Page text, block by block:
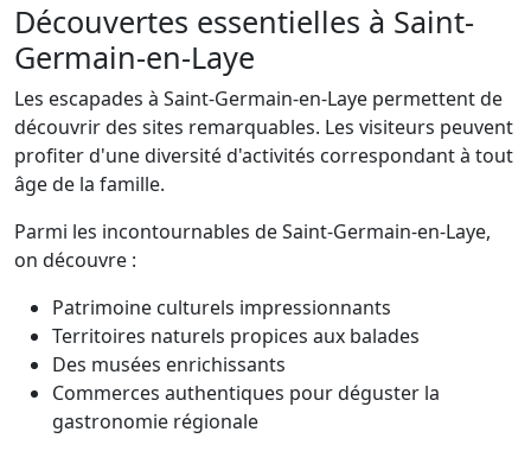
Découvertes essentielles à Saint-
Germain-en-Laye
Les escapades à Saint-Germain-en-Laye permettent de
découvrir des sites remarquables. Les visiteurs peuvent
profiter d'une diversité d'activités correspondant à tout
âge de la famille.
Parmi les incontournables de Saint-Germain-en-Laye,
on découvre :
Patrimoine culturels impressionnants
Territoires naturels propices aux balades
Des musées enrichissants
Commerces authentiques pour déguster la
gastronomie régionale